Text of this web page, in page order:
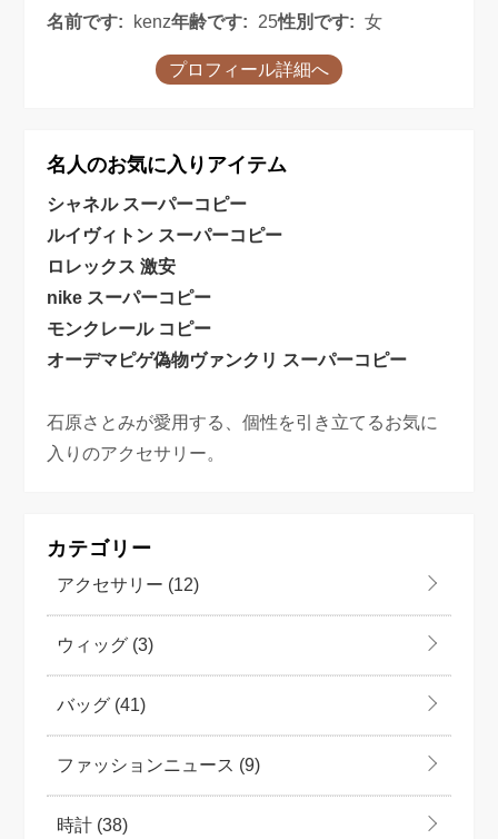
名前です: kenz年齢です: 25性別です: 女
プロフィール詳細へ
名人のお気に入りアイテム
シャネル スーパーコピー
ルイヴィトン スーパーコピー
ロレックス 激安
nike スーパーコピー
モンクレール コピー
オーデマピゲ偽物ヴァンクリ スーパーコピー
石原さとみが愛用する、個性を引き立てるお気に
入りのアクセサリー。
カテゴリー
アクセサリー (12)
ウィッグ (3)
バッグ (41)
ファッションニュース (9)
時計 (38)